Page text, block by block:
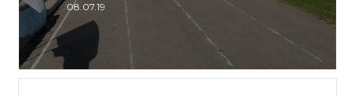
08.07.19